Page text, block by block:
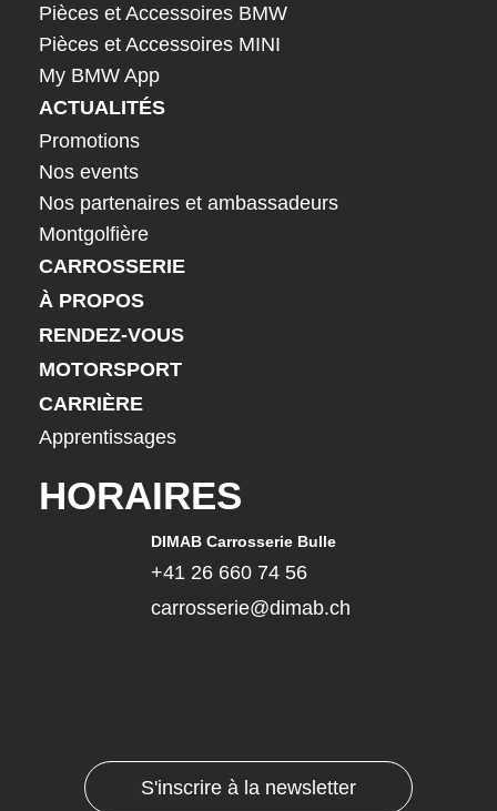
Pièces et Accessoires BMW
Pièces et Accessoires MINI
My BMW App
ACTUALITÉS
Promotions
Nos events
Nos partenaires et ambassadeurs
Montgolfière
CARROSSERIE
À PROPOS
RENDEZ-VOUS
MOTORSPORT
CARRIÈRE
Apprentissages
HORAIRES
DIMAB Carrosserie Bulle
+41 26 660 74 56
carrosserie@dimab.ch
S'inscrire à la newsletter